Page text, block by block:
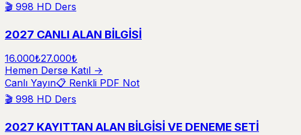
🎬 998 HD Ders
2027 CANLI ALAN BİLGİSİ
16.000₺27.000₺
Hemen Derse Katıl →
Canlı Yayın📋 Renkli PDF Not
🎬 998 HD Ders
2027 KAYITTAN ALAN BİLGİSİ VE DENEME SETİ